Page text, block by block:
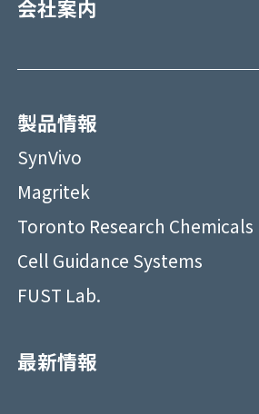
会社案内
製品情報
SynVivo
Magritek
Toronto Research Chemicals
Cell Guidance Systems
FUST Lab.
最新情報